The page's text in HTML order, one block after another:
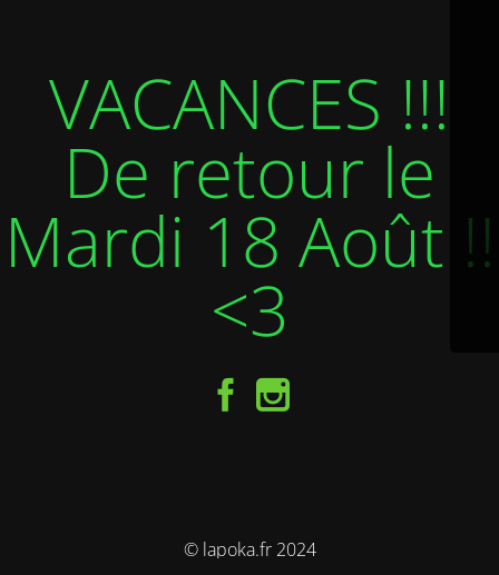
VACANCES !!!
De retour le
Mardi 18 Août !!
<3
© lapoka.fr 2024